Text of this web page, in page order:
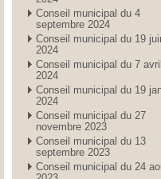
Conseil municipal du 4
septembre 2024
Conseil municipal du 19
2024
Conseil municipal du 7 avril
2024
Conseil municipal du 19
2024
Conseil municipal du 27
novembre 2023
Conseil municipal du 13
septembre 2023
Conseil municipal du 24